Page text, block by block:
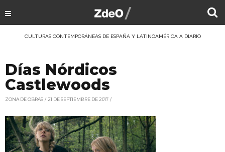
CULTURAS CONTEMPORÁNEAS DE ESPAÑA Y LATINOAMÉRICA A DIARIO
Días Nórdicos
Castlewoods
ZONA DE OBRAS 21 DE SEPTIEMBRE DE 2017